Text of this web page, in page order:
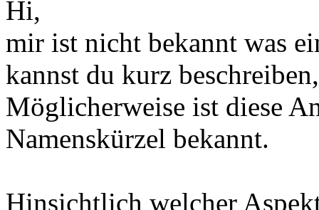
Hi,
mir ist nicht bekannt was
kannst du kurz
Möglicherweise ist diese
Namenskürzel bekannt.
Hinsichtlich welcher